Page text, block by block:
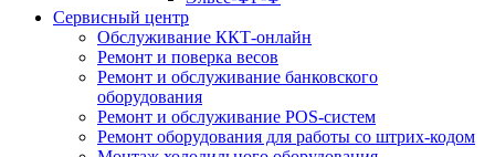
Сервисный центр
Обслуживание ККТ-онлайн
Ремонт и поверка весов
Ремонт и обслуживание банковского
оборудования
Ремонт и обслуживание POS-систем
Ремонт оборудования для работы со штрих-кодом